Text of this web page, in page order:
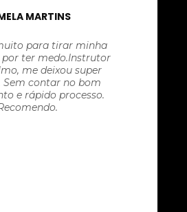
MARTINS
para tirar minha
ter medo.Instrutor
me deixou super
Sem contar no bom
e rápido processo.